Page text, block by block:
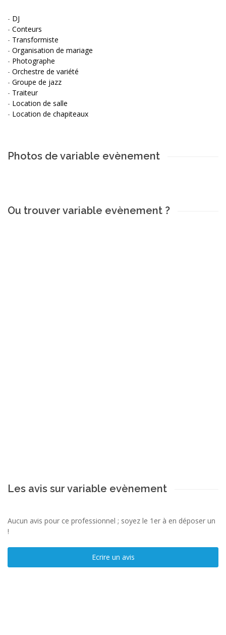
- DJ
- Conteurs
- Transformiste
- Organisation de mariage
- Photographe
- Orchestre de variété
- Groupe de jazz
- Traiteur
- Location de salle
- Location de chapiteaux
Photos de variable evènement
Ou trouver variable evènement ?
Les avis sur variable evènement
Aucun avis pour ce professionnel ; soyez le 1er à en déposer un
!
Ecrire un avis